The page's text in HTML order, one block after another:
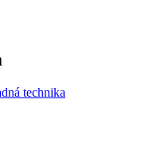
technika